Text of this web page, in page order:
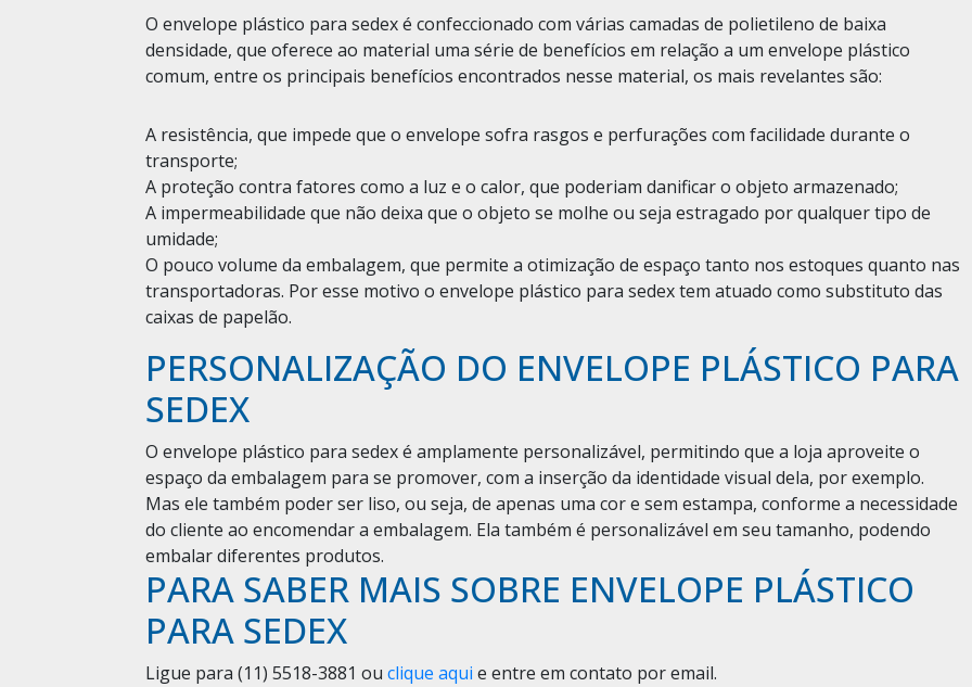
O envelope plástico para sedex é confeccionado com várias camadas de polietileno de baixa
densidade, que oferece ao material uma série de benefícios em relação a um envelope plástico
comum, entre os principais benefícios encontrados nesse material, os mais revelantes são:
A resistência, que impede que o envelope sofra rasgos e perfurações com facilidade durante o
transporte;
A proteção contra fatores como a luz e o calor, que poderiam danificar o objeto armazenado;
A impermeabilidade que não deixa que o objeto se molhe ou seja estragado por qualquer tipo de
umidade;
O pouco volume da embalagem, que permite a otimização de espaço tanto nos estoques quanto nas
transportadoras. Por esse motivo o envelope plástico para sedex tem atuado como substituto das
caixas de papelão.
PERSONALIZAÇÃO DO ENVELOPE PLÁSTICO PARA
SEDEX
O envelope plástico para sedex é amplamente personalizável, permitindo que a loja aproveite o
espaço da embalagem para se promover, com a inserção da identidade visual dela, por exemplo.
Mas ele também poder ser liso, ou seja, de apenas uma cor e sem estampa, conforme a necessidade
do cliente ao encomendar a embalagem. Ela também é personalizável em seu tamanho, podendo
embalar diferentes produtos.
PARA SABER MAIS SOBRE ENVELOPE PLÁSTICO
PARA SEDEX
Ligue para(11) 5518-3881ouclique aqui e entre em contato por email.